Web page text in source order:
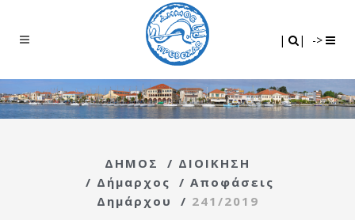
| | ->
ΔΗΜΟΣ / ΔΙΟΙΚΗΣΗ
/ Δήμαρχος / Αποφάσεις
Δημάρχου
/ 241/2019